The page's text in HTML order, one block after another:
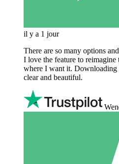
il y a 1 jour
There are so many options
I love the feature to
where I want it. Downloading
clear and beautiful.